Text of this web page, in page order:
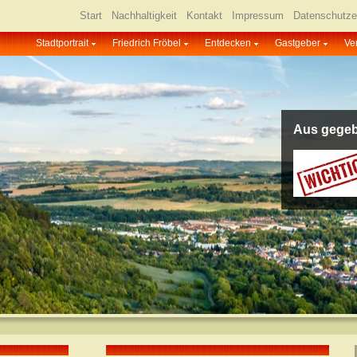
Start Nachhaltigkeit Kontakt Impressum
Stadtportrait Friedrich Fröbel Entdecken Gastgeber
Aus